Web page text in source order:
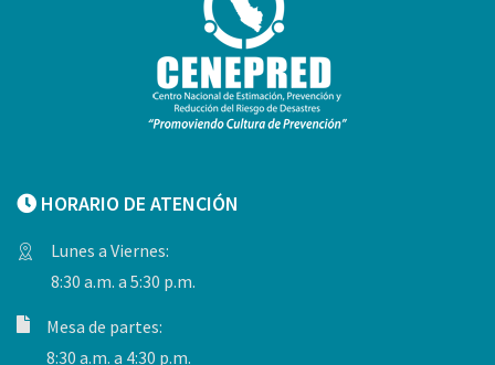
HORARIO DE ATENCIÓN
Lunes a Viernes:
8:30 a.m. a 5:30 p.m.
Mesa de partes:
8:30 a.m. a 4:30 p.m.